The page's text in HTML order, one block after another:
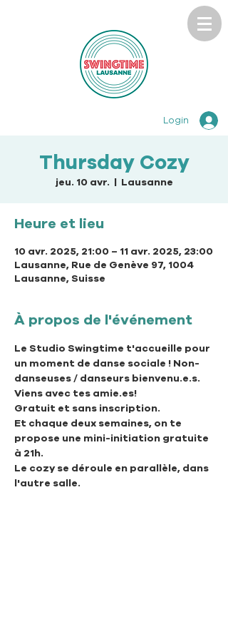
Login
Thursday Cozy
jeu. 10 avr.
  |
Lausanne
Heure et lieu
10 avr. 2025, 21:00 – 11 avr. 2025, 23:00
Lausanne, Rue de Genève 97, 1004
Lausanne, Suisse
À propos de l'événement
Le Studio Swingtime t'accueille pour
un moment de danse sociale ! Non-
danseuses / danseurs bienvenu.e.s.
Viens avec tes amie.es!
Gratuit et sans inscription.
Et chaque deux semaines, on te
propose une mini-initiation gratuite
à 21h.
Le cozy se déroule en parallèle, dans
l'autre salle.